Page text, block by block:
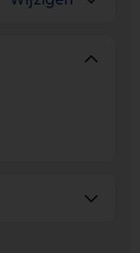
logo, naam of
mooi.
zorgt dat
fijn met een